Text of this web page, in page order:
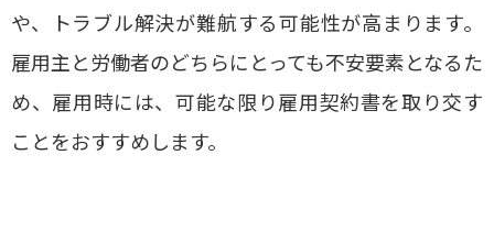
や、トラブル解決が難航する可能性が高まります。
雇用主と労働者のどちらにとっても不安要素となるた
め、雇用時には、可能な限り雇用契約書を取り交す
ことをおすすめします。